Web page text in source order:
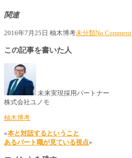
関連
2016年7月25日 柚木博考未分類No Comment
この記事を書いた人
未来実現採用パートナー
株式会社ユノモ
柚木博考
«本と対話するということ
あるパート職が見ている視点»